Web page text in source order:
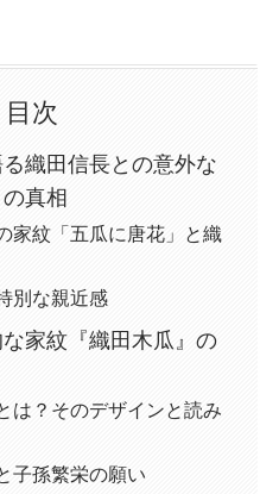
目次
織田信長との意外な
真相
家紋「五瓜に唐花」と織
別な親近感
家紋『織田木瓜』の
は？そのデザインと読み
子孫繁栄の願い